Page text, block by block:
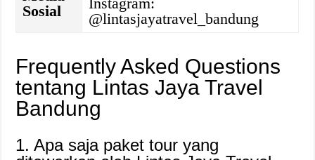
Sosial
@lintasjayatravel_bandung
Frequently Asked Questions
tentang Lintas Jaya Travel
Bandung
1. Apa saja paket tour yang